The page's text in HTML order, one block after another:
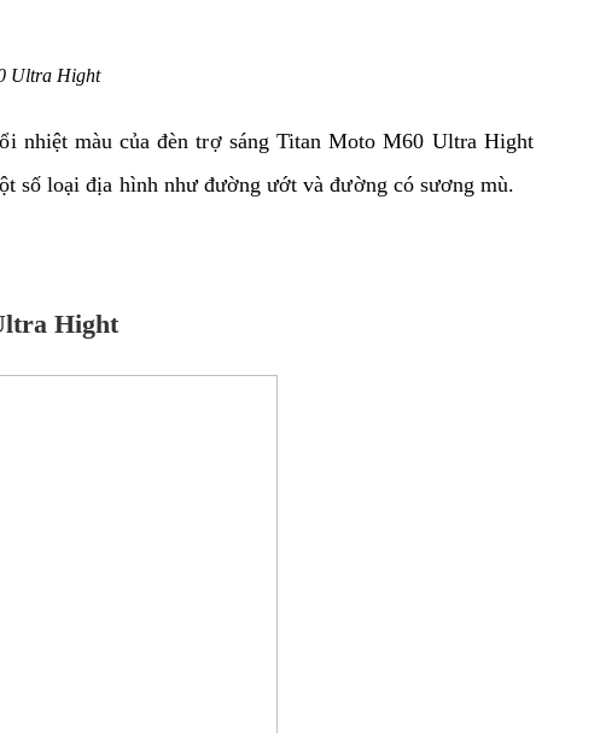
Ultra Hight
nhiệt màu của đèn trợ sáng Titan Moto M60 Ultra Hight
số loại địa hình như đường ướt và đường có sương mù.
Hight